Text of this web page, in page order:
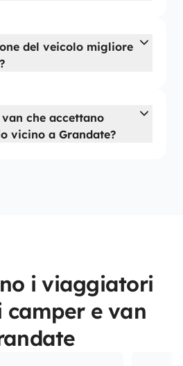
del veicolo migliore
che accettano
vicino a Grandate?
i viaggiatori
camper e van